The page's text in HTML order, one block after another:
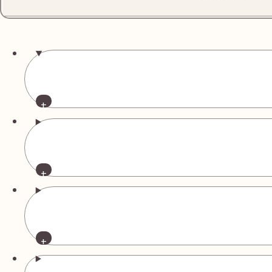
リング Pt900 約6号 ダイヤ1.95ct
ピアス Pt900 ダイヤ0.356/0.315ct